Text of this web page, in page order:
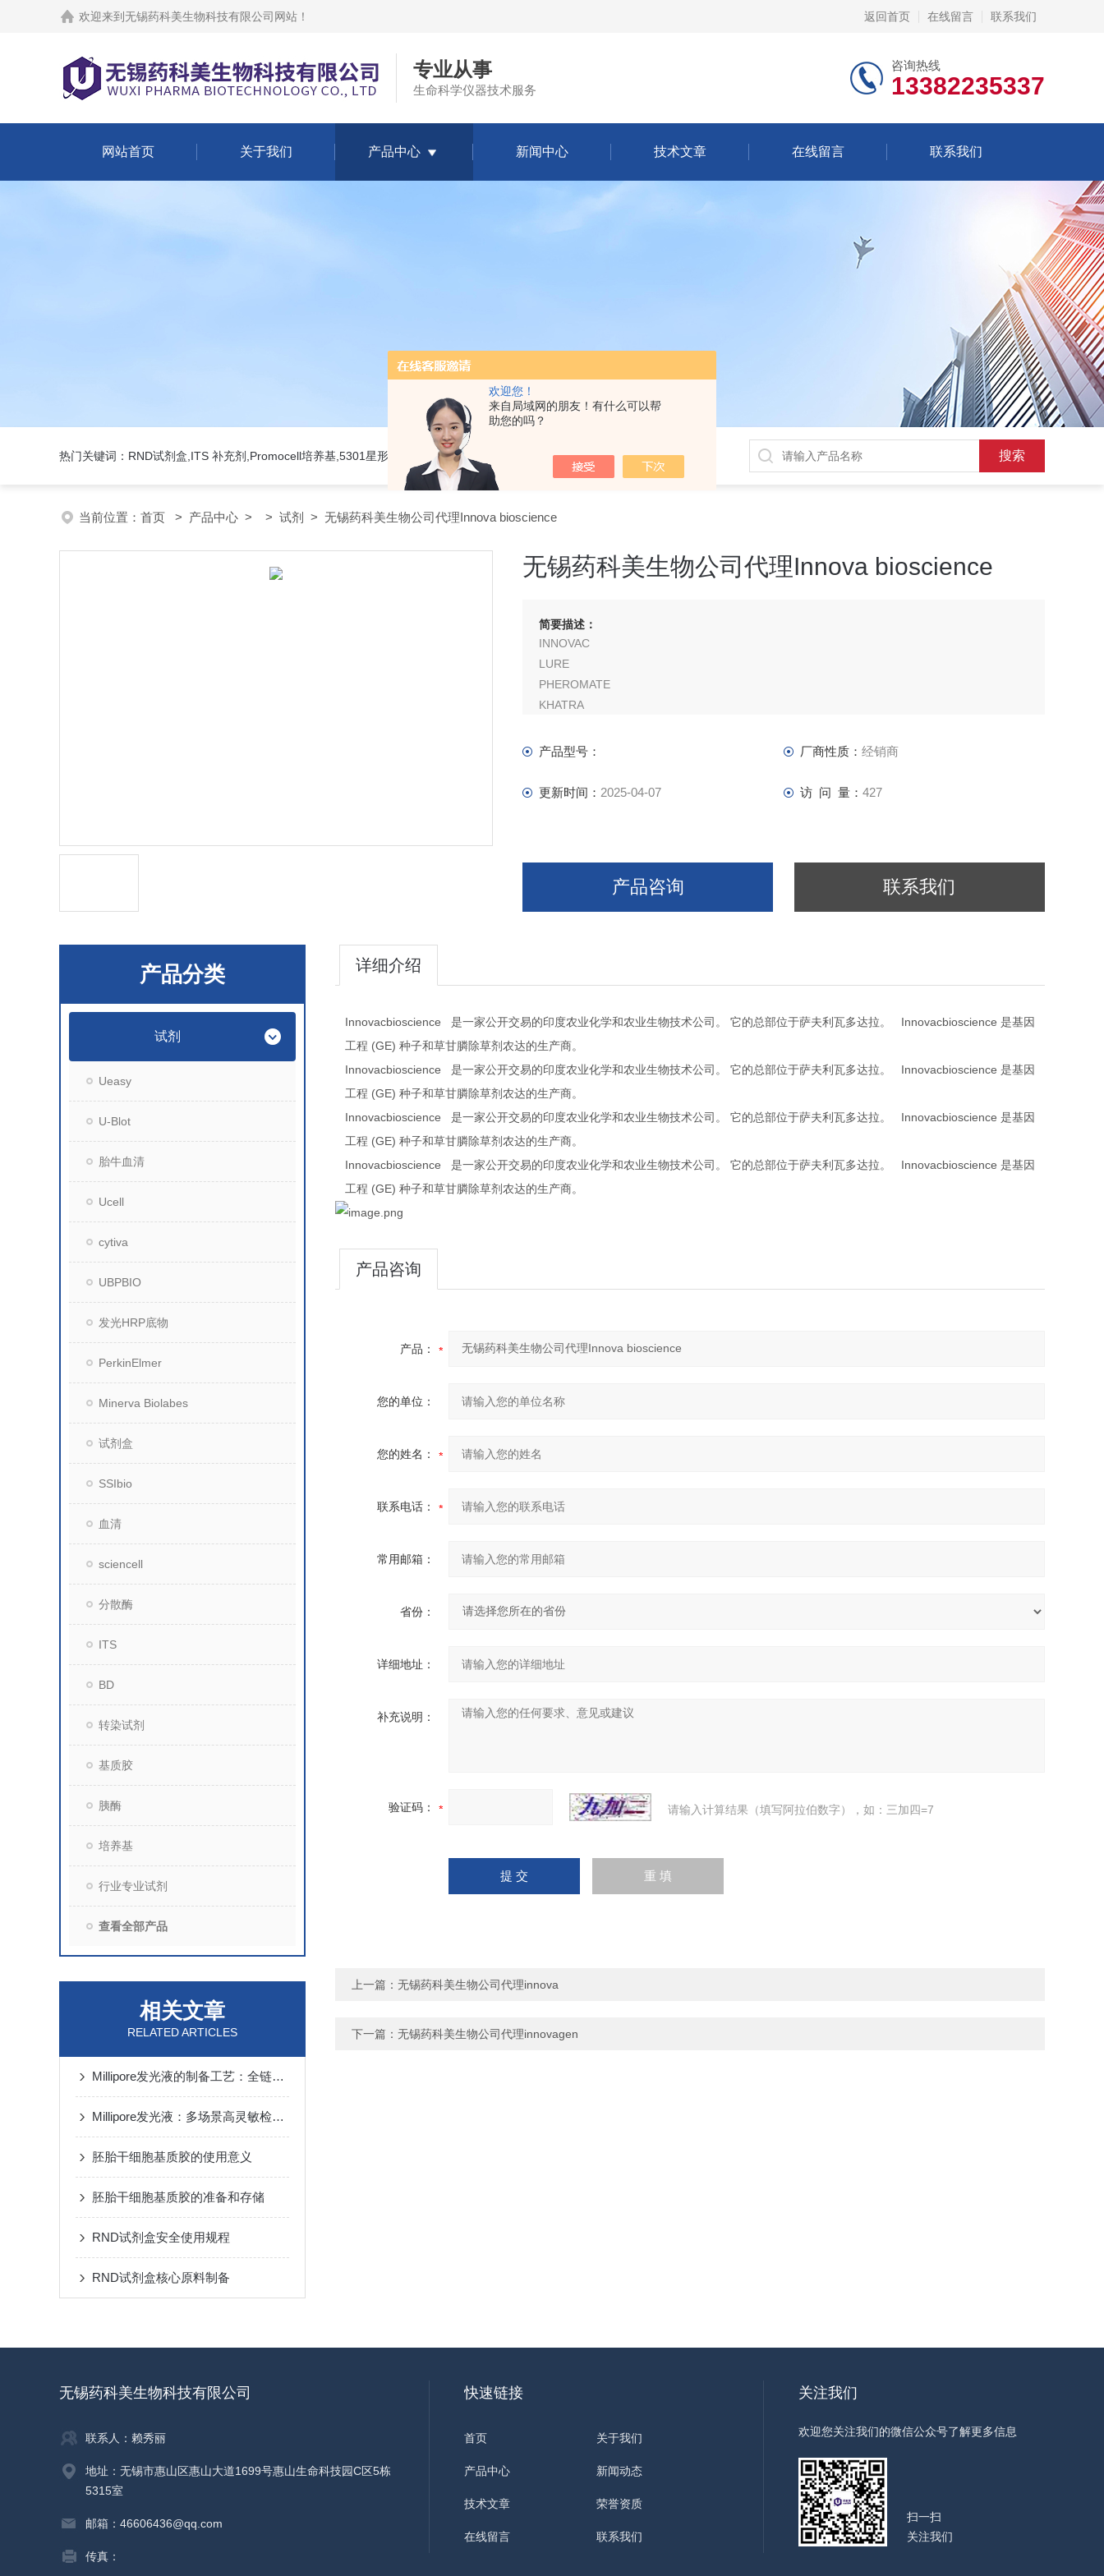
欢迎您！
来自局域网的朋友！有什么可以帮
助您的吗？
欢迎来到 无锡药科美生物科技有限公司网站 ！ 返回首页 在线留言 联系我们
专业从事
生命科学仪器技术服务
咨询热线
13382235337
网站首页 关于我们 产品中心 新闻中心 技术文章 在线留言 联系我们
热门关键词：RND试剂盒,ITS 补充剂,Promocell培养基,5301星形细胞培养基
当前位置： 首页 > 产品中心 > > 试剂 > 无锡药科美生物公司代理Innova bioscience
无锡药科美生物公司代理Innova bioscience
简要描述：
INNOVAC
LURE
PHEROMATE
KHATRA
PLATINUS
EXPANDER
LURE SL
产品型号： 厂商性质： 经销商
更新时间： 2025-04-07 访 问 量： 427
产品咨询 联系我们
产品分类
试剂
Ueasy
U-Blot
胎牛血清
Ucell
cytiva
UBPBIO
发光HRP底物
PerkinElmer
Minerva Biolabes
试剂盒
SSIbio
血清
sciencell
分散酶
ITS
BD
转染试剂
基质胶
胰酶
培养基
行业专业试剂
查看全部产品
相关文章
RELATED ARTICLES
Millipore发光液的制备工艺：全链路质控保障检测性能稳定
Millipore发光液：多场景高灵敏检测的核心试剂支撑
胚胎干细胞基质胶的使用意义
胚胎干细胞基质胶的准备和存储
RND试剂盒安全使用规程
RND试剂盒核心原料制备
详细介绍
Innovacbioscience 是一家公开交易的印度农业化学和农业生物技术公司。 它的总部位于萨夫利瓦多达拉。 Innovacbioscience 是基因
工程 (GE) 种子和草甘膦除草剂农达的生产商。
Innovacbioscience 是一家公开交易的印度农业化学和农业生物技术公司。 它的总部位于萨夫利瓦多达拉。 Innovacbioscience 是基因
工程 (GE) 种子和草甘膦除草剂农达的生产商。
Innovacbioscience 是一家公开交易的印度农业化学和农业生物技术公司。 它的总部位于萨夫利瓦多达拉。 Innovacbioscience 是基因
工程 (GE) 种子和草甘膦除草剂农达的生产商。
Innovacbioscience 是一家公开交易的印度农业化学和农业生物技术公司。 它的总部位于萨夫利瓦多达拉。 Innovacbioscience 是基因
工程 (GE) 种子和草甘膦除草剂农达的生产商。
产品咨询
产品：
您的单位：
您的姓名：
联系电话：
常用邮箱：
省份：
详细地址：
补充说明：
验证码： 请输入计算结果（填写阿拉伯数字），如：三加四=7
上一篇： 无锡药科美生物公司代理innova
下一篇： 无锡药科美生物公司代理innovagen
无锡药科美生物科技有限公司
联系人：赖秀丽
地址：无锡市惠山区惠山大道1699号惠山生命科技园C区5栋
5315室
邮箱：46606436@qq.com
传真：
快速链接
首页 关于我们
产品中心 新闻动态
技术文章 荣誉资质
在线留言 联系我们
关注我们
欢迎您关注我们的微信公众号了解更多信息
扫一扫
关注我们